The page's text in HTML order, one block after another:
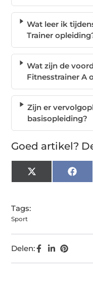
Wat leer ik
Trainer
Wat zijn de
Fitnesstrainer A
Zijn er
basisopleiding?
Goed artikel?
X
(Twitter)
Tags:
Sport
Delen: